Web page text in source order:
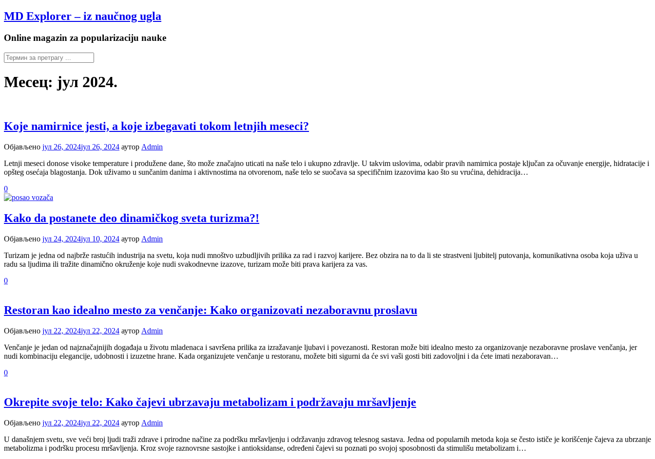
Настави
на
MD Explorer – iz naučnog ugla
Online magazin za popularizaciju nauke
Месец: јул 2024.
Koje namirnice jesti, a koje izbegavati tokom letnjih meseci?
Објављено јул 26, 2024јул 26, 2024 аутор Admin
Letnji meseci donose visoke temperature i produžene dane, što može značajno uticati na naše telo i ukupno zdravlje. U takvim uslovima, odabir pravih namirnica postaje ključan za očuvanje energije, hidratacije i
opšteg osećaja blagostanja. Dok uživamo u sunčanim danima i aktivnostima na otvorenom, naše telo se suočava sa specifičnim izazovima kao što su vrućina, dehidracija…
0
Kako da postanete deo dinamičkog sveta turizma?!
Објављено јул 24, 2024јул 10, 2024 аутор Admin
Turizam je jedna od najbrže rastućih industrija na svetu, koja nudi mnoštvo uzbudljivih prilika za rad i razvoj karijere. Bez obzira na to da li ste strastveni ljubitelj putovanja, komunikativna osoba koja uživa u
radu sa ljudima ili tražite dinamično okruženje koje nudi svakodnevne izazove, turizam može biti prava karijera za vas.
0
Restoran kao idealno mesto za venčanje: Kako organizovati nezaboravnu proslavu
Објављено јул 22, 2024јул 22, 2024 аутор Admin
Venčanje je jedan od najznačajnijih događaja u životu mladenaca i savršena prilika za izražavanje ljubavi i povezanosti. Restoran može biti idealno mesto za organizovanje nezaboravne proslave venčanja, jer
nudi kombinaciju elegancije, udobnosti i izuzetne hrane. Kada organizujete venčanje u restoranu, možete biti sigurni da će svi vaši gosti biti zadovoljni i da ćete imati nezaboravan…
0
Okrepite svoje telo: Kako čajevi ubrzavaju metabolizam i podržavaju mršavljenje
Објављено јул 22, 2024јул 22, 2024 аутор Admin
U današnjem svetu, sve veći broj ljudi traži zdrave i prirodne načine za podršku mršavljenju i održavanju zdravog telesnog sastava. Jedna od popularnih metoda koja se često ističe je korišćenje čajeva za ubrzanje
metabolizma i podršku procesu mršavljenja. Kroz svoje raznovrsne sastojke i antioksidanse, određeni čajevi su poznati po svojoj sposobnosti da stimulišu metabolizam i…